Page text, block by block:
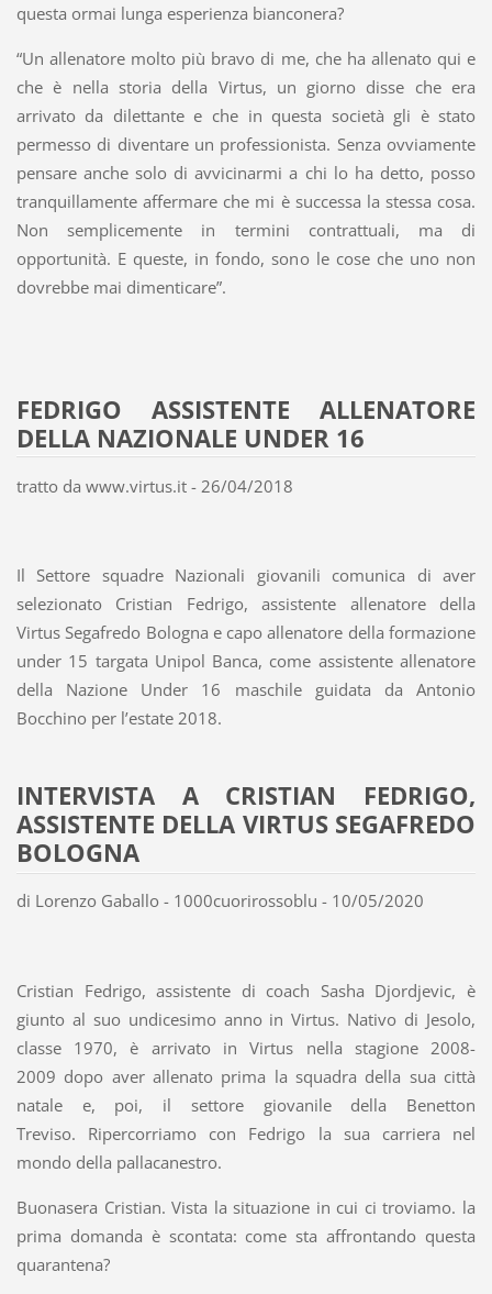
questa ormai lunga esperienza bianconera?
“Un allenatore molto più bravo di me, che ha allenato qui e
che è nella storia della Virtus, un giorno disse che era
arrivato da dilettante e che in questa società gli è stato
permesso di diventare un professionista. Senza ovviamente
pensare anche solo di avvicinarmi a chi lo ha detto, posso
tranquillamente affermare che mi è successa la stessa cosa.
Non semplicemente in termini contrattuali, ma di
opportunità. E queste, in fondo, sono le cose che uno non
dovrebbe mai dimenticare”.
FEDRIGO ASSISTENTE ALLENATORE
DELLA NAZIONALE UNDER 16
tratto da www.virtus.it - 26/04/2018
Il Settore squadre Nazionali giovanili comunica di aver
selezionato Cristian Fedrigo, assistente allenatore della
Virtus Segafredo Bologna e capo allenatore della formazione
under 15 targata Unipol Banca, come assistente allenatore
della Nazione Under 16 maschile guidata da Antonio
Bocchino per l’estate 2018.
INTERVISTA A CRISTIAN FEDRIGO,
ASSISTENTE DELLA VIRTUS SEGAFREDO
BOLOGNA
di Lorenzo Gaballo - 1000cuorirossoblu - 10/05/2020
Cristian Fedrigo, assistente di coach Sasha Djordjevic, è
giunto al suo undicesimo anno in Virtus. Nativo di Jesolo,
classe 1970, è arrivato in Virtus nella stagione 2008-
2009 dopo aver allenato prima la squadra della sua città
natale e, poi, il settore giovanile della Benetton
Treviso. Ripercorriamo con Fedrigo la sua carriera nel
mondo della pallacanestro.
Buonasera Cristian. Vista la situazione in cui ci troviamo. la
prima domanda è scontata: come sta affrontando questa
quarantena?